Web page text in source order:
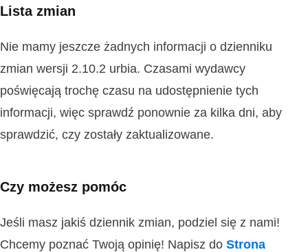
Lista zmian
Nie mamy jeszcze żadnych informacji o dzienniku
zmian wersji 2.10.2 urbia. Czasami wydawcy
poświęcają trochę czasu na udostępnienie tych
informacji, więc sprawdź ponownie za kilka dni, aby
sprawdzić, czy zostały zaktualizowane.
Czy możesz pomóc
Jeśli masz jakiś dziennik zmian, podziel się z nami!
Chcemy poznać Twoją opinię! Napisz do Strona